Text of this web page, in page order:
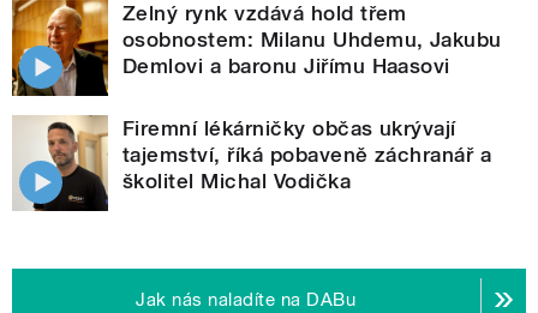
Zelný rynk vzdává hold třem
osobnostem: Milanu Uhdemu, Jakubu
Demlovi a baronu Jiřímu Haasovi
Firemní lékárničky občas ukrývají
tajemství, říká pobaveně záchranář a
školitel Michal Vodička
Jak nás naladíte na DABu